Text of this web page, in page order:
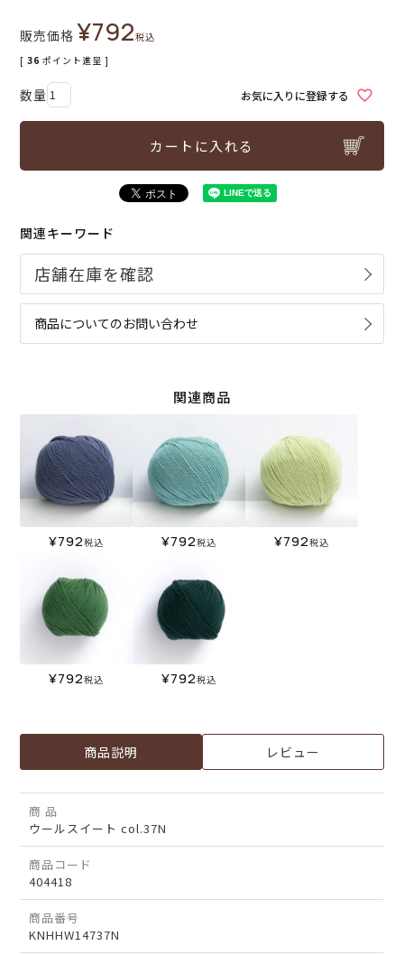
販売価格 ¥792税込
[ 36 ポイント進呈 ]
お気に入りに登録する
カートに入れる
関連キーワード
商品についてのお問い合わせ
関連商品
¥792税込 ¥792税込 ¥792税込
¥792税込 ¥792税込
商品説明 レビュー
商 品
ウールスイート col.37N
商品コード
404418
商品番号
KNHHW14737N